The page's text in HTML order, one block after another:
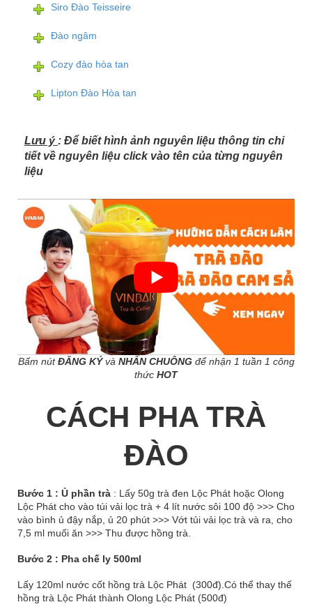
Siro Đào Teisseire
Đào ngâm
Cozy đào hòa tan
Lipton Đào Hòa tan
Lưu ý : Để biết hình ảnh nguyên liệu thông tin chi
tiết về nguyên liệu click vào tên của từng nguyên
liệu
Bấm nútĐĂNG KÝvà NHẤN CHUÔNG để nhận 1 tuần 1 công
thức HOT
CÁCH PHA TRÀ
ĐÀO
Bước 1 : Ủ phần trà : Lấy 50g trà đen Lộc Phát hoặc Olong
Lộc Phát cho vào túi vải lọc trà + 4 lít nước sôi 100 độ >>> Cho
vào bình ủ đậy nắp, ủ 20 phút >>> Vớt tủi vải lọc trà và ra, cho
7,5 ml muối ăn >>> Thu được hồng trà.
Bước 2 : Pha chế ly 500ml
Lấy 120ml nước cốt hồng trà Lộc Phát (300đ).Có thể thay thế
hồng trà Lộc Phát thành Olong Lộc Phát (500đ)